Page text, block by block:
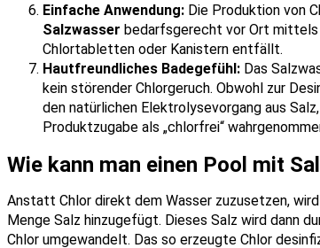
Einfache Anwendung: Die Produktion von
Salzwasser bedarfsgerecht vor Ort
Chlortabletten oder Kanistern entfällt.
Hautfreundliches Badegefühl: Das
kein störender Chlorgeruch. Obwohl zur
den natürlichen Elektrolysevorgang aus
Produktzugabe als „chlorfrei“
Wie kann man einen Pool mit
Anstatt Chlor direkt dem Wasser zuzusetzen,
Menge Salz hinzugefügt. Dieses Salz wird dann
Chlor umgewandelt. Das so erzeugte Chlor